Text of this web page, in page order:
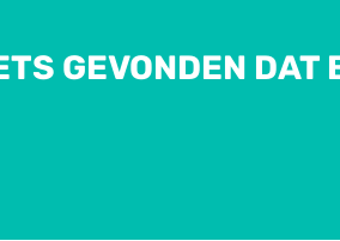
GEVONDEN